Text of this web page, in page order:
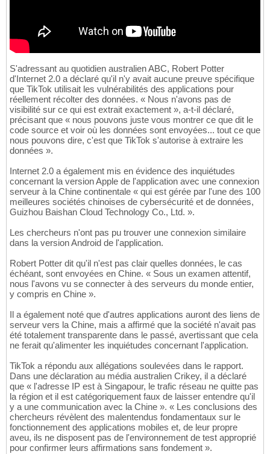
S'adressant au quotidien australien ABC, Robert Potter
d'Internet 2.0 a déclaré qu'il n'y avait aucune preuve spécifique
que TikTok utilisait les vulnérabilités des applications pour
réellement récolter des données. « Nous n'avons pas de
visibilité sur ce qui est extrait exactement », a-t-il déclaré,
précisant que « nous pouvons juste vous montrer ce que dit le
code source et voir où les données sont envoyées... tout ce que
nous pouvons dire, c'est que TikTok s'autorise à extraire les
données ».
Internet 2.0 a également mis en évidence des inquiétudes
concernant la version Apple de l'application avec une connexion
serveur à la Chine continentale « qui est gérée par l'une des 100
meilleures sociétés chinoises de cybersécurité et de données,
Guizhou Baishan Cloud Technology Co., Ltd. ».
Les chercheurs n'ont pas pu trouver une connexion similaire
dans la version Android de l'application.
Robert Potter dit qu'il n'est pas clair quelles données, le cas
échéant, sont envoyées en Chine. « Sous un examen attentif,
nous l'avons vu se connecter à des serveurs du monde entier,
y compris en Chine ».
Il a également noté que d'autres applications auront des liens de
serveur vers la Chine, mais a affirmé que la société n'avait pas
été totalement transparente dans le passé, avertissant que cela
ne ferait qu'alimenter les inquiétudes concernant l'application.
TikTok a répondu aux allégations soulevées dans le rapport.
Dans une déclaration au média australien Crikey, il a déclaré
que « l'adresse IP est à Singapour, le trafic réseau ne quitte pas
la région et il est catégoriquement faux de laisser entendre qu'il
y a une communication avec la Chine ». « Les conclusions des
chercheurs révèlent des malentendus fondamentaux sur le
fonctionnement des applications mobiles et, de leur propre
aveu, ils ne disposent pas de l'environnement de test approprié
pour confirmer leurs affirmations sans fondement ».